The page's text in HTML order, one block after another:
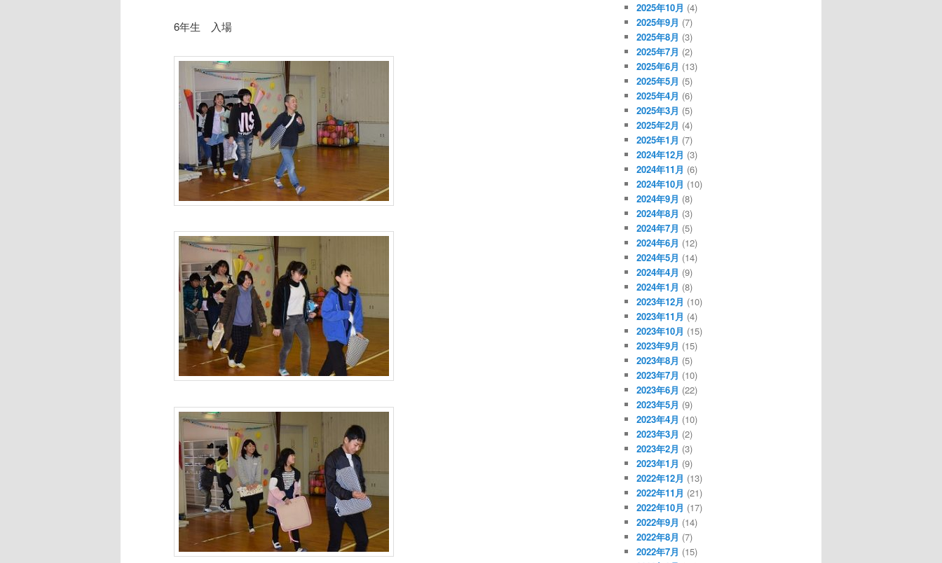
6年生 入場
2025年10月 (4)
2025年9月 (7)
2025年8月 (3)
2025年7月 (2)
2025年6月 (13)
2025年5月 (5)
2025年4月 (6)
2025年3月 (5)
2025年2月 (4)
2025年1月 (7)
2024年12月 (3)
2024年11月 (6)
2024年10月 (10)
2024年9月 (8)
2024年8月 (3)
2024年7月 (5)
2024年6月 (12)
2024年5月 (14)
2024年4月 (9)
2024年1月 (8)
2023年12月 (10)
2023年11月 (4)
2023年10月 (15)
2023年9月 (15)
2023年8月 (5)
2023年7月 (10)
2023年6月 (22)
2023年5月 (9)
2023年4月 (10)
2023年3月 (2)
2023年2月 (3)
2023年1月 (9)
2022年12月 (13)
2022年11月 (21)
2022年10月 (17)
2022年9月 (14)
2022年8月 (7)
2022年7月 (15)